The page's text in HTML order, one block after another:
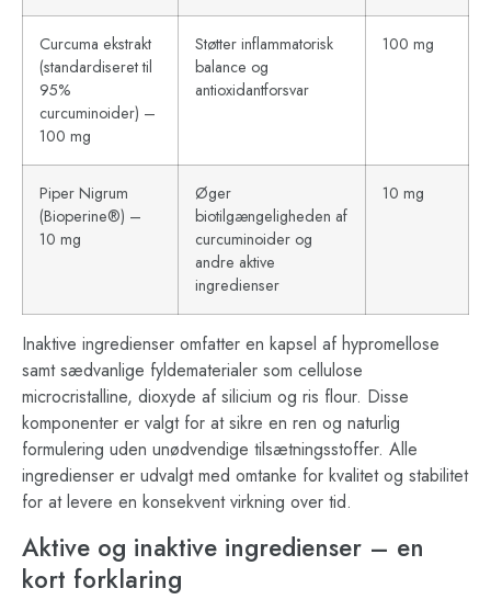
Curcuma ekstrakt
(standardiseret til
95%
curcuminoider) –
100 mg
Støtter inflammatorisk
balance og
antioxidantforsvar
100 mg
Piper Nigrum
(Bioperine®) –
10 mg
Øger
biotilgængeligheden af
curcuminoider og
andre aktive
ingredienser
10 mg
Inaktive ingredienser omfatter en kapsel af hypromellose
samt sædvanlige fyldematerialer som cellulose
microcristalline, dioxyde af silicium og ris flour. Disse
komponenter er valgt for at sikre en ren og naturlig
formulering uden unødvendige tilsætningsstoffer. Alle
ingredienser er udvalgt med omtanke for kvalitet og stabilitet
for at levere en konsekvent virkning over tid.
Aktive og inaktive ingredienser – en
kort forklaring